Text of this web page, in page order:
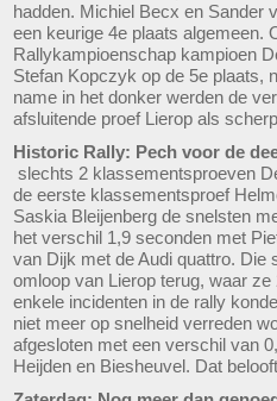
hadden. Michiel Becx en Sander
een keurige 4e plaats algemeen.
Rallykampioenschap kampioen
Stefan Kopczyk op de 5e plaats,
name in het donker werden de
afsluitende proef Lierop als
Historic Rally: Pech voor de
slechts 2 klassementsproeven
de eerste klassementsproef
Saskia Bleijenberg de snelsten
het verschil 1,9 seconden met
van Dijk met de Audi quattro. Die
omloop van Lierop terug, waar
enkele incidenten in de rally
niet meer op snelheid verreden
afgesloten met een verschil van
Heijden en Biesheuvel. Dat